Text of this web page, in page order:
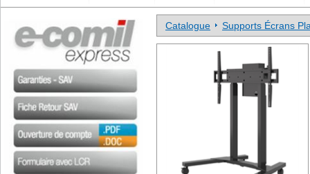
Catalogue Supports Écrans